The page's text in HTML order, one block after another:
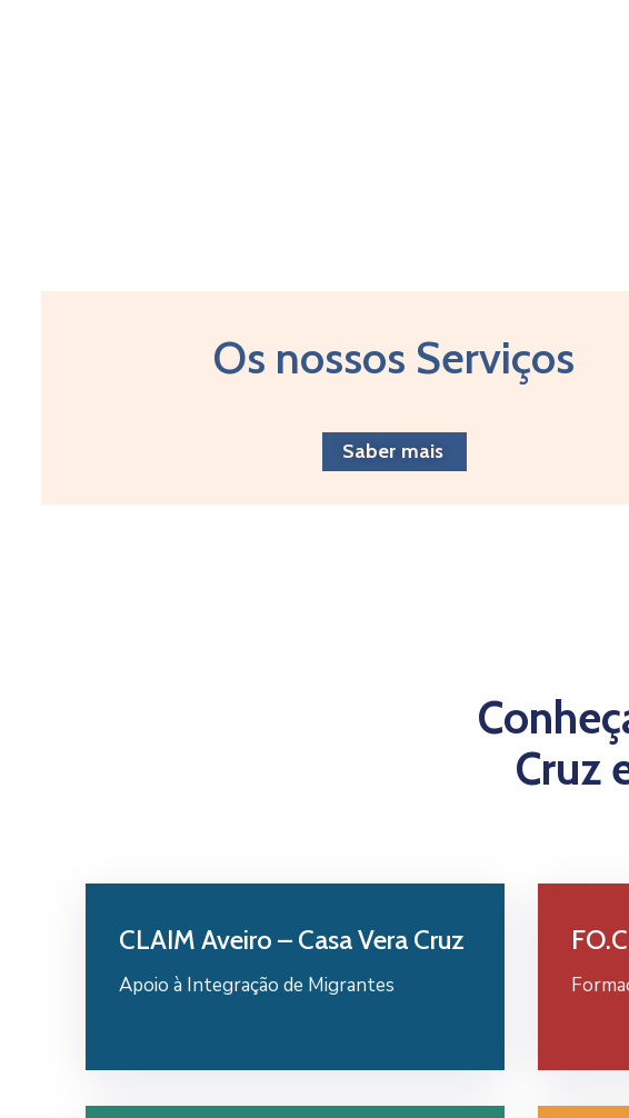
Os nossos Serviços
Saber mais
Cruz
CLAIM Aveiro – Casa Vera Cruz
Apoio à Integração de Migrantes